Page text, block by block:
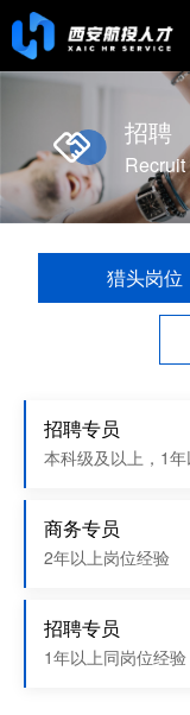
招聘
Recruit
猎头岗位
招聘专员
本科级及以上，1
商务专员
2年以上岗位经验
招聘专员
1年以上同岗位经验